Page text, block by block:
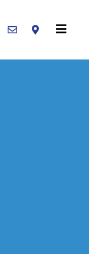
Buscar